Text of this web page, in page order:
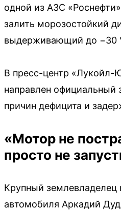
одной из АЗС
залить морозостойкий
выдерживающий до −30
В пресс-центр «Лукойл-
направлен официальный
причин дефицита и
«Мотор не
просто не
Крупный землевладелец
автомобиля Аркадий